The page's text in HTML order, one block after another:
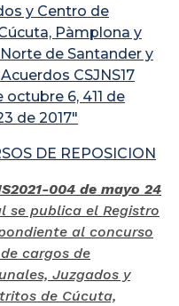
y Centro de
Pàmplona y
de Santander y
CSJNS17
6, 411 de
de 2017"
DE REPOSICION
004 de mayo 24
se publica el Registro
al concurso
cargos de
Juzgados y
de Cúcuta,